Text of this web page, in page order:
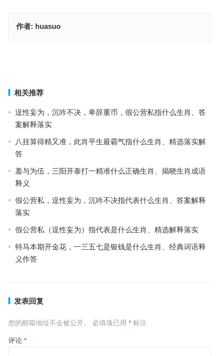
作者: huasuo
相关推荐
逞性妄为，沉吟不决，卑辞重币，假公营私指什么生肖、答
案解释落实
八挂算得精又准，此肖平生最霸气指什么生肖、精选落实解
答
羞与为伍，三阳开泰打一精准什么正确生肖、揭晓生肖成语
释义
假公营私，逞性妄为，沉吟不决指代表什么生肖、答案解释
落实
假公营私（逞性妄为）指代表是什么生肖、精选解释落实
特马本期开金花，一三五七是银钱是什么生肖、经典词语释
义作答
发表回复
您的邮箱地址不会被公开。 必填项已用 *标注
评论 *